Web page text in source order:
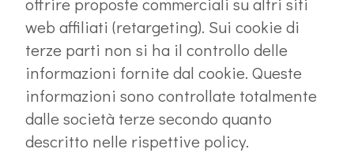
web affiliati (retargeting). Sui cookie di
terze parti non si ha il controllo delle
informazioni fornite dal cookie. Queste
informazioni sono controllate totalmente
dalle società terze secondo quanto
descritto nelle rispettive policy.